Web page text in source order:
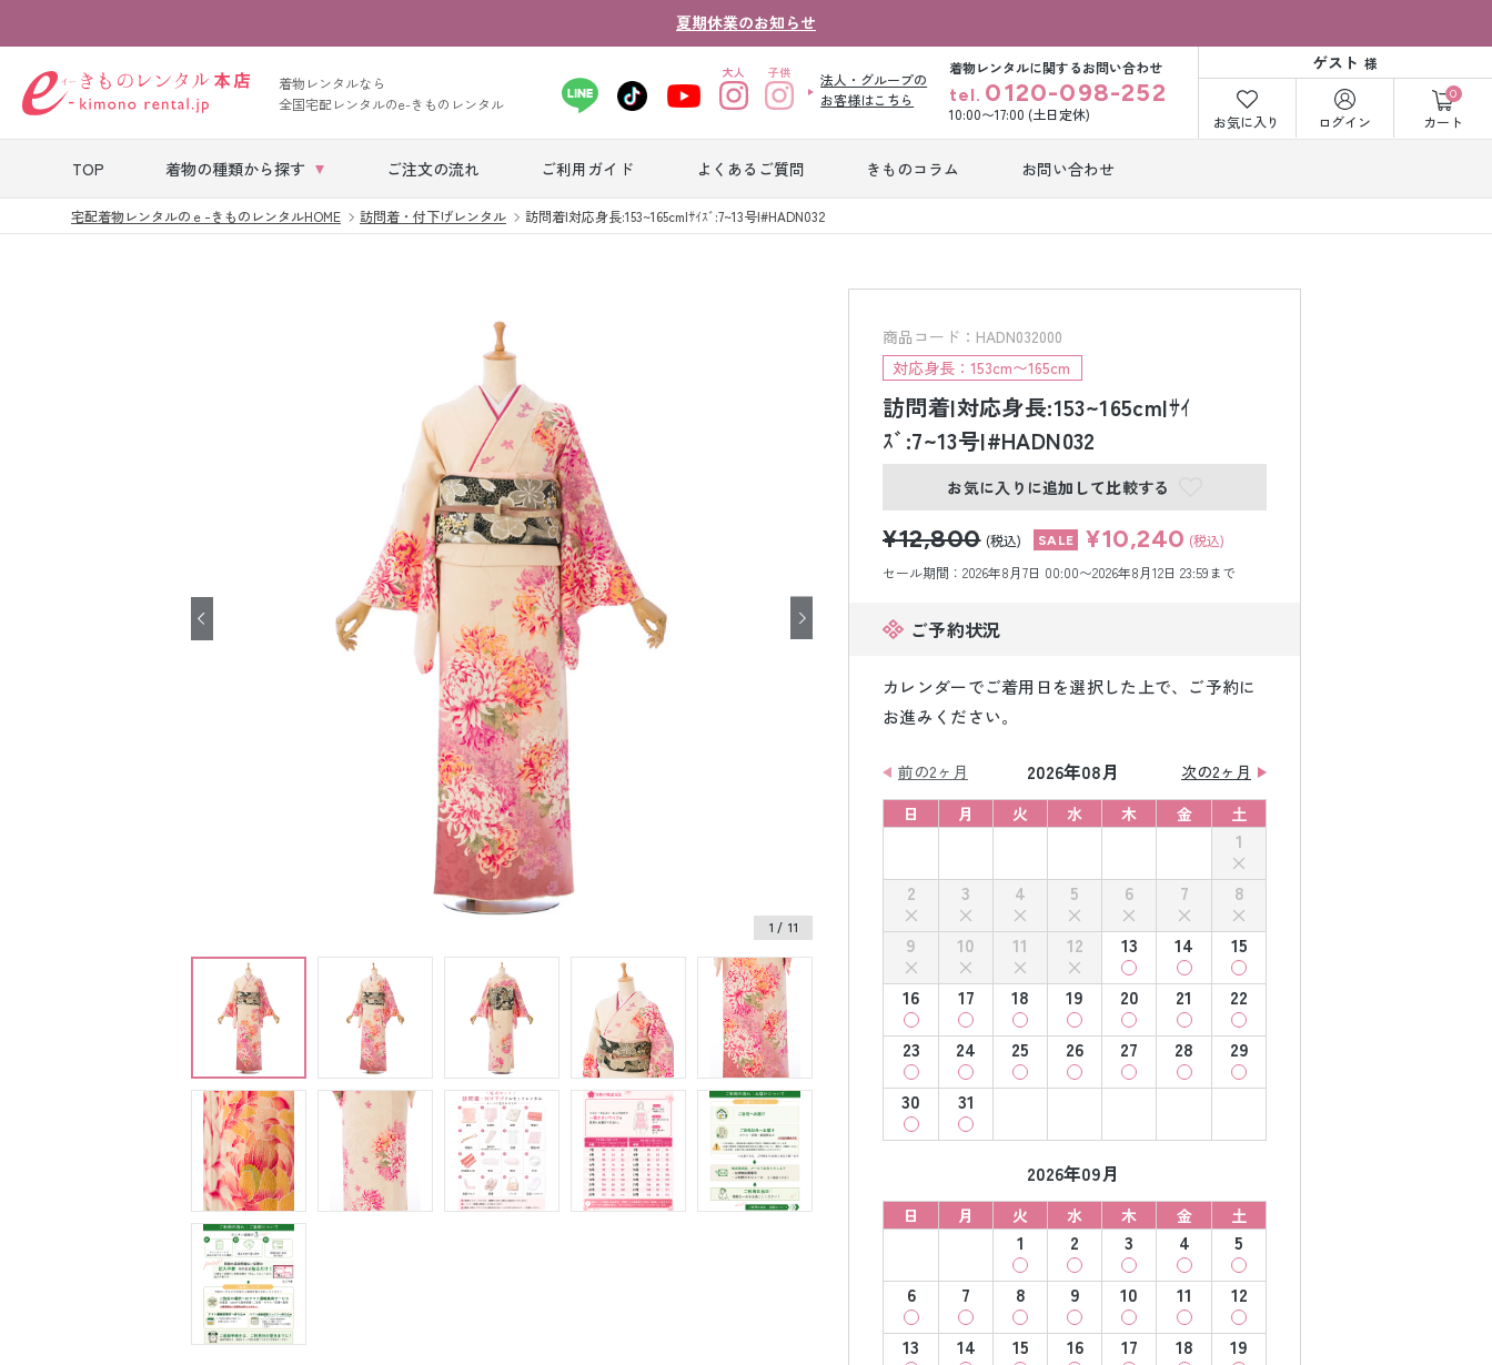
夏期休業のお知らせ
着物レンタルなら
全国宅配レンタルのe-きものレンタル
法人・グループの
お客様はこちら
着物レンタルに関するお問い合わせ
tel. 0120-098-252
10:00〜17:00 (土日定休)
ゲスト 様
お気に入り ログイン
0
カート
TOP 着物の種類から探す ご注文の流れ ご利用ガイド よくあるご質問 きものコラム お問い合わせ
七五三レンタル 振袖レンタル
卒業式袴レンタ
ル
産着レンタル
レンタル
ンタル
タル
男性礼装レンタ
ル
色打掛&紋付袴
小物販売品
宅配着物レンタルのｅ-きものレンタルHOME 訪問着・付下げレンタル 訪問着|対応身長:153~165cm|ｻｲｽﾞ:7~13号|#HADN032
商品コード：HADN032000
対応身長：153cm〜165cm
訪問着|対応身長:153~165cm|ｻｲ
ｽﾞ:7~13号|#HADN032
お気に入りに追加して比較する
¥12,800 (税込) ¥10,240 (税込)
セール期間：2026年8月7日 00:00〜2026年8月12日 23:59まで
ご予約状況
カレンダーでご着用日を選択した上で、ご予約に
お進みください。
前の2ヶ月 2026年08月
次の2ヶ月
日
月 火 水 木 金 土
1
2
3 4 5 6 7
8
9
10 11 12 13 14
15
16
17 18 19 20 21
22
23
24 25 26 27 28
29
30
31
2026年09月
日 月 火 水 木 金 土
1 2 3 4
5
6
7 8 9 10 11
12
13
14 15 16 17 18
19
1 / 11